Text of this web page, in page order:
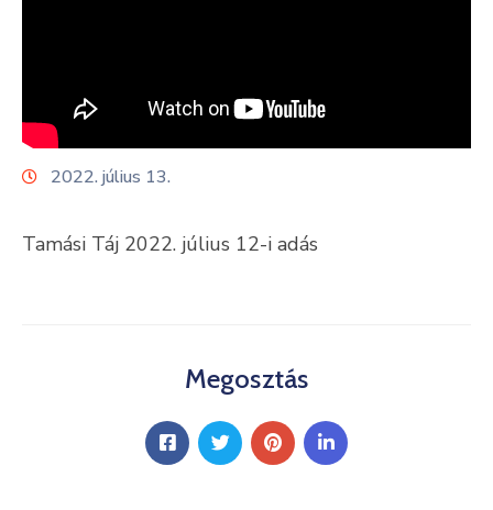
Fejlesztések
Média
Keresés
2022. július 13.
Tamási Táj 2022. július 12-i adás
Megosztás